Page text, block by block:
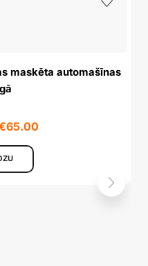
maskēta automašīnas
65.00